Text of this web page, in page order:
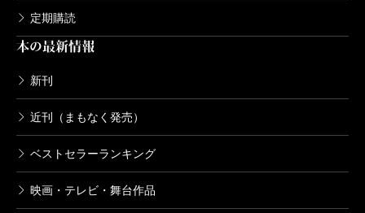
定期購読
本の最新情報
新刊
近刊（まもなく発売）
ベストセラーランキング
映画・テレビ・舞台作品